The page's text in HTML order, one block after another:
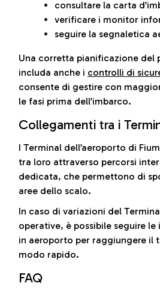
consultare la carta
verificare i monitor
seguire la segnaletica
Una corretta pianificazione del
includa anche i controlli di
consente di gestire con
le fasi prima dell’imbarco.
Collegamenti tra i
I Terminal dell’aeroporto di
tra loro attraverso percorsi
dedicata, che permettono di
aree dello scalo.
In caso di variazioni del
operative, è possibile seguire
in aeroporto per raggiungere il
modo rapido.
FAQ